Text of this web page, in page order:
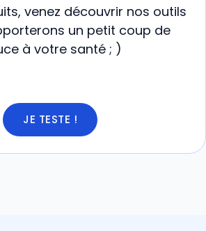
venez découvrir nos outils
un petit coup de
à votre santé ; )
JE TESTE !